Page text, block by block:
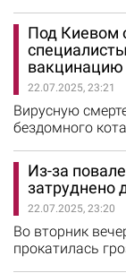
результате
синоптики. Над
работают
15 спасателей
также
Под Киевом
22.07.2025, 23:21
Вирусную
бездомного
начали
вынужденной
Из-за
затруднено
22.07.2025, 23:20
Во вторник
прокатилась